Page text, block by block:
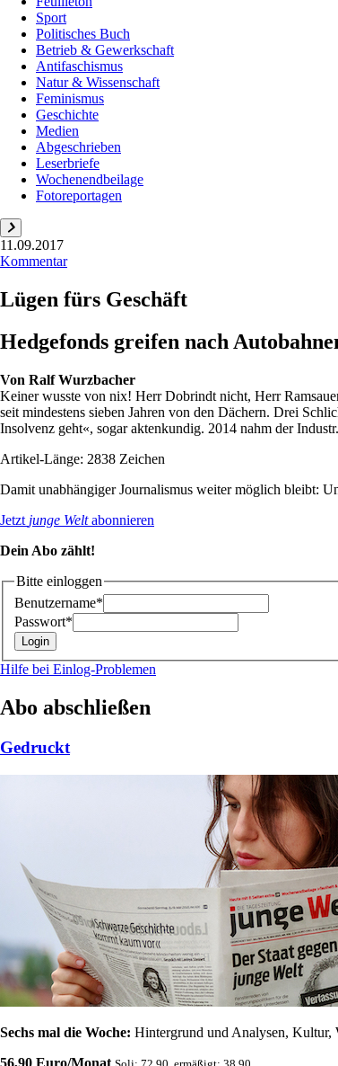
Sport
Politisches Buch
Betrieb & Gewerkschaft
Antifaschismus
Natur & Wissenschaft
Feminismus
Geschichte
Medien
Abgeschrieben
Leserbriefe
Wochenendbeilage
Fotoreportagen
11.09.2017
Kommentar
Lügen fürs Geschäft
Hedgefonds greifen nach
Von Ralf Wurzbacher
Keiner wusste von nix! Herr Dobrindt nicht, Herr
seit mindestens sieben Jahren von den Dächern. Drei
Insolvenz geht«, sogar aktenkundig. 2014 nahm der
Artikel-Länge: 2838 Zeichen
Damit unabhängiger Journalismus weiter möglich bleibt:
Jetzt junge Weltabonnieren
Dein Abo zählt!
Bitte einloggen
Benutzername*
Passwort*
Hilfe bei Einlog-Problemen
Abo abschließen
Gedruckt
Sechs mal die Woche: Hintergrund und Analysen, Kultur,
56,90 Euro/Monat